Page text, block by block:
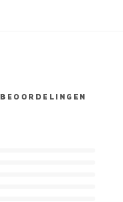
BEOORDELINGEN